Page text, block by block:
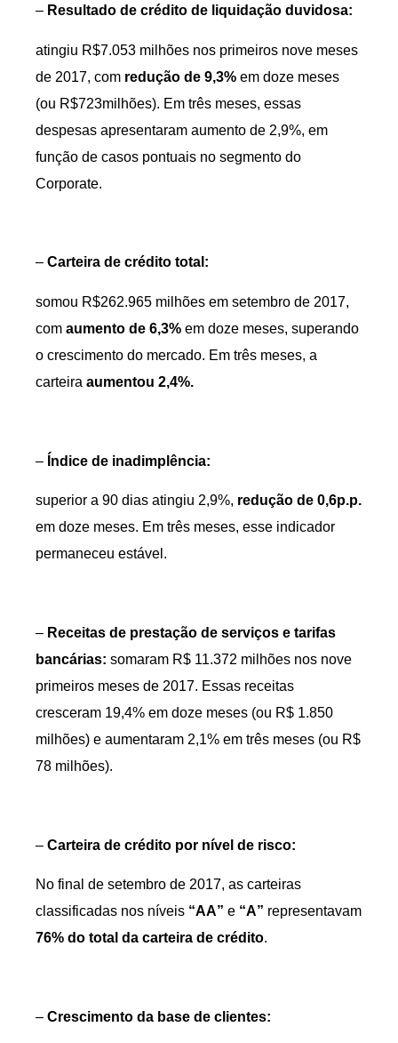
– Resultado de crédito de liquidação duvidosa:
atingiu R$7.053 milhões nos primeiros nove meses
de 2017, com redução de 9,3% em doze meses
(ou R$723milhões). Em três meses, essas
despesas apresentaram aumento de 2,9%, em
função de casos pontuais no segmento do
Corporate.
– Carteira de crédito total:
somou R$262.965 milhões em setembro de 2017,
com aumento de 6,3% em doze meses, superando
o crescimento do mercado. Em três meses, a
carteira aumentou 2,4%.
– Índice de inadimplência:
superior a 90 dias atingiu 2,9%, redução de 0,6p.p.
em doze meses. Em três meses, esse indicador
permaneceu estável.
– Receitas de prestação de serviços e tarifas
bancárias: somaram R$ 11.372 milhões nos nove
primeiros meses de 2017. Essas receitas
cresceram 19,4% em doze meses (ou R$ 1.850
milhões) e aumentaram 2,1% em três meses (ou R$
78 milhões).
– Carteira de crédito por nível de risco:
No final de setembro de 2017, as carteiras
classificadas nos níveis “AA” e “A” representavam
76% do total da carteira de crédito.
– Crescimento da base de clientes: